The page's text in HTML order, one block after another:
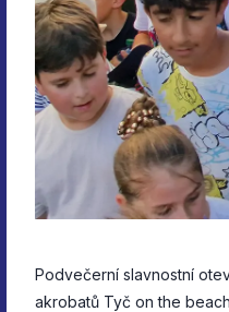
Podvečerní slavnostní
akrobatů Tyč on the